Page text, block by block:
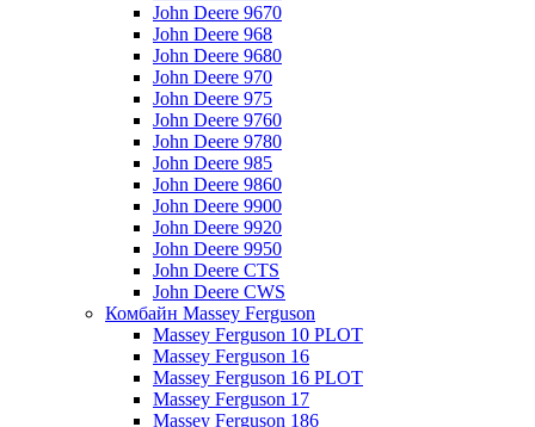
John Deere 9670
John Deere 968
John Deere 9680
John Deere 970
John Deere 975
John Deere 9760
John Deere 9780
John Deere 985
John Deere 9860
John Deere 9900
John Deere 9920
John Deere 9950
John Deere CTS
John Deere CWS
Комбайн Massey Ferguson
Massey Ferguson 10 PLOT
Massey Ferguson 16
Massey Ferguson 16 PLOT
Massey Ferguson 17
Massey Ferguson 186